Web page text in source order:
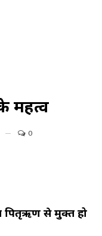
महत्व
0
पितृऋण से मुक्त हो